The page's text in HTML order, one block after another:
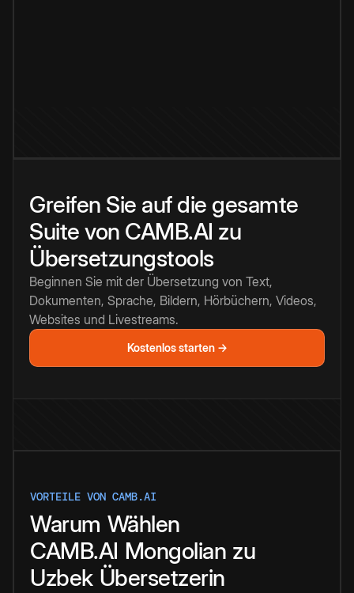
Greifen Sie auf die gesamte
Suite von CAMB.AI zu
Übersetzungstools
Beginnen Sie mit der Übersetzung von Text,
Dokumenten, Sprache, Bildern, Hörbüchern, Videos,
Websites und Livestreams.
Kostenlos starten →
VORTEILE VON CAMB.AI
Warum Wählen
CAMB.AI Mongolian zu
Uzbek Übersetzerin